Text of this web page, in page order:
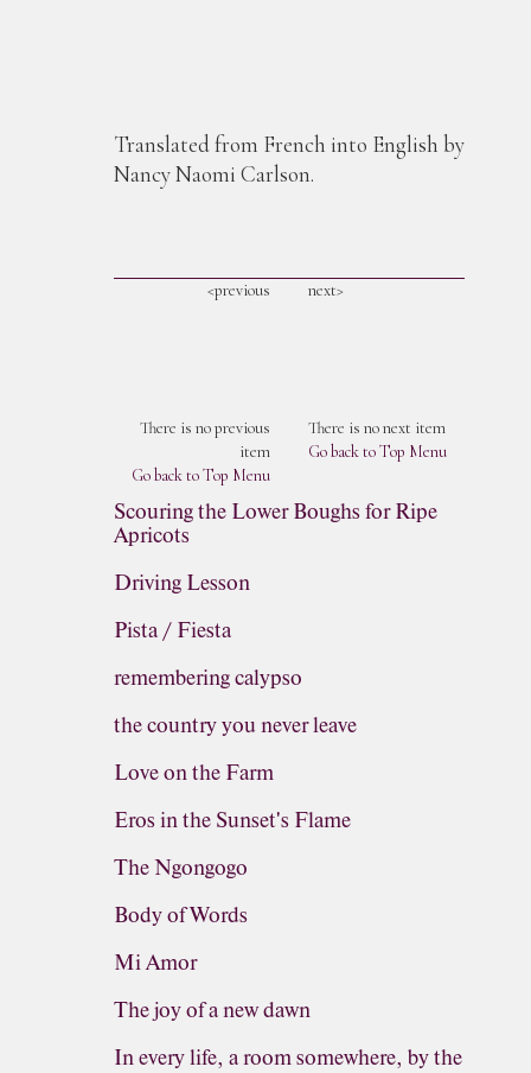
Translated from French into English by
Nancy Naomi Carlson.
<previous next>
There is no previous
item
Go back to Top Menu
There is no next item
Go back to Top Menu
Scouring the Lower Boughs for Ripe
Apricots
Driving Lesson
Pista / Fiesta
remembering calypso
the country you never leave
Love on the Farm
Eros in the Sunset's Flame
The Ngongogo
Body of Words
Mi Amor
The joy of a new dawn
In every life, a room somewhere, by the